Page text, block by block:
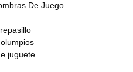
De Juego
juguete